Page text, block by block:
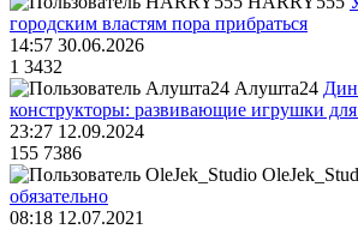
городским властям пора прибраться
14:57 30.06.2026
1 3432
Алушта24
конструкторы: развивающие игрушки для
23:27 12.09.2024
155 7386
обязательно
08:18 12.07.2021